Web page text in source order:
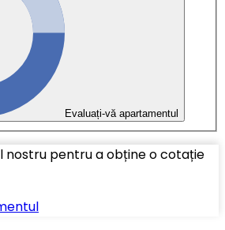
Evaluați-vă apartamentul
nostru pentru a obține o cotație